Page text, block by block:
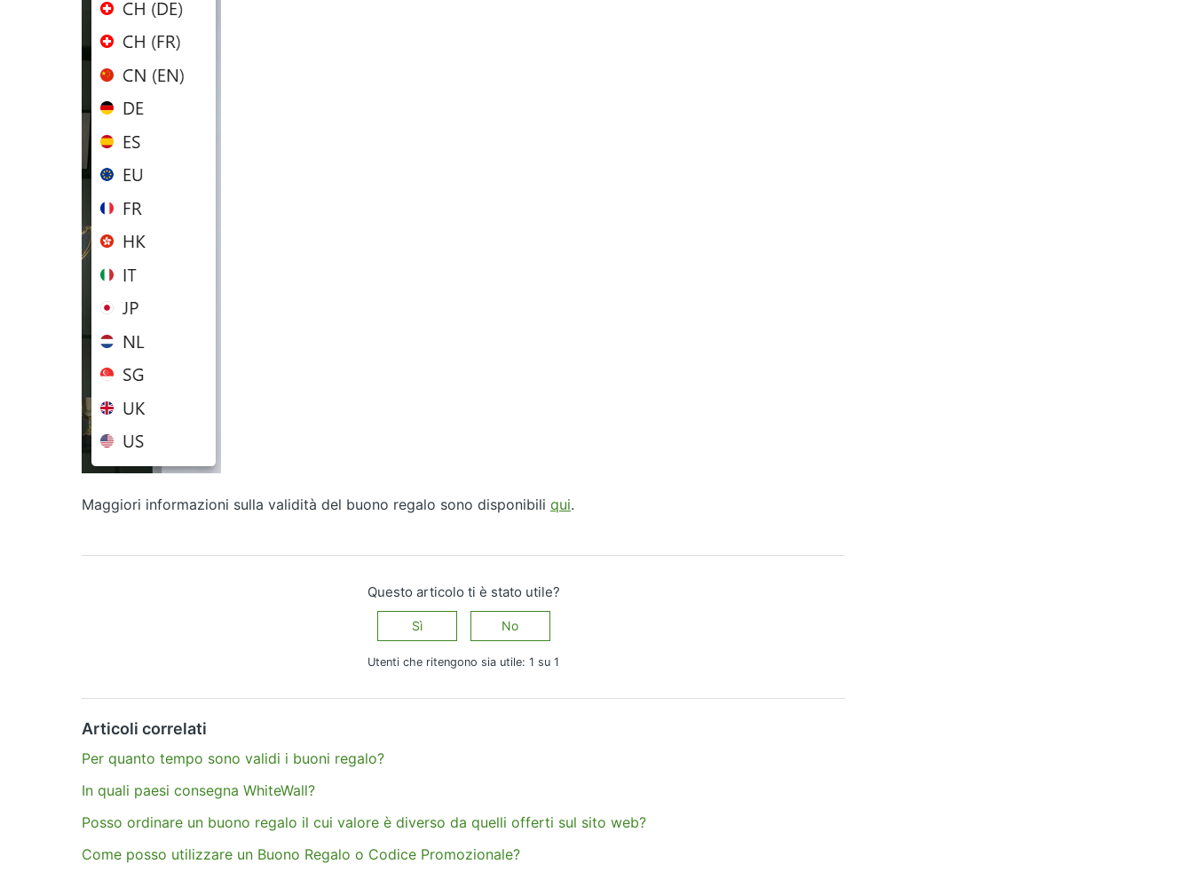
Maggiori informazioni sulla validità del buono regalo sono disponibili qui.
Questo articolo ti è stato utile?
Sì No
Utenti che ritengono sia utile: 1 su 1
Articoli correlati
Per quanto tempo sono validi i buoni regalo?
In quali paesi consegna WhiteWall?
Posso ordinare un buono regalo il cui valore è diverso da quelli offerti sul sito web?
Come posso utilizzare un Buono Regalo o Codice Promozionale?